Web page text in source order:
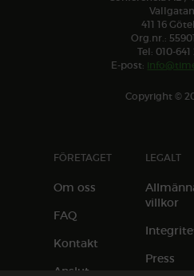
411 16
Org.nr.:
Tel: 010-
E-post:
Copyright ©
FÖRETAGET
Om oss
FAQ
Kontakt
Anslut
LEGALT
villkor
Press